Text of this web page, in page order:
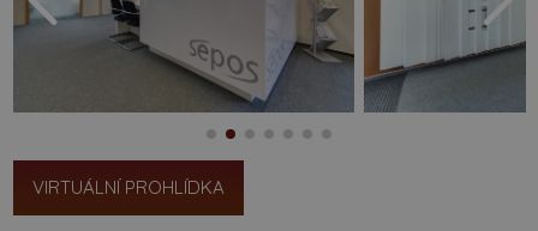
VIRTUÁLNÍ PROHLÍDKA